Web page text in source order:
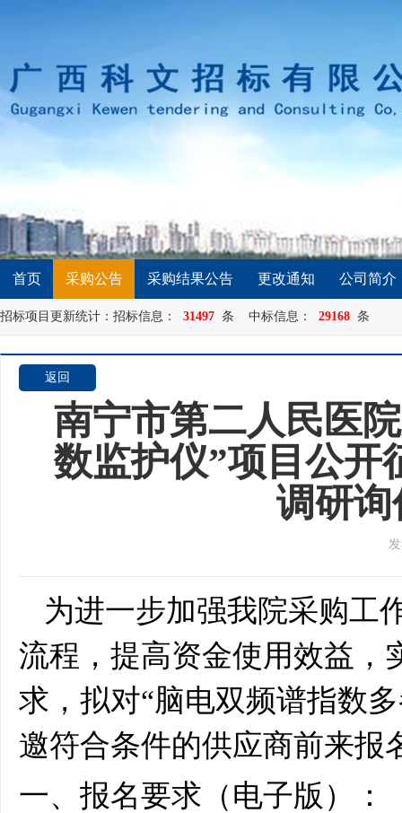
首页 采购公告 采购结果公告 更改通知 公司简介
招标项目更新统计：招标信息： 31497 条 中标信息： 29168 条
返回
南宁市第二人民医
数监护仪”项目公开
调研
为进一步加强我院采购工
流程，提高资金使用效益，
求，拟对“脑电双频谱指数
邀符合条件的供应商前来报
一、报名要求（电子版）：